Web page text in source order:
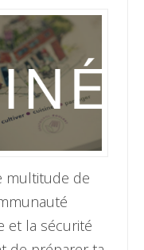
multitude de
et la sécurité